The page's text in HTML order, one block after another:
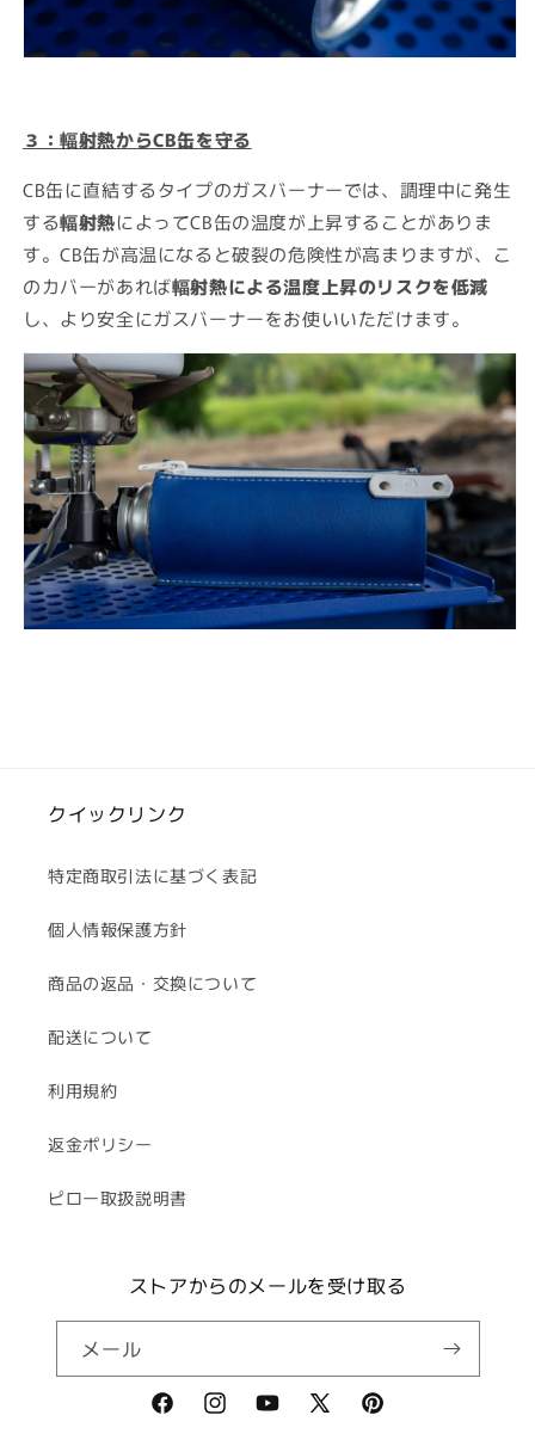
３：輻射熱からCB缶を守る
CB缶に直結するタイプのガスバーナーでは、調理中に発生
する輻射熱によってCB缶の温度が上昇することがありま
す。CB缶が高温になると破裂の危険性が高まりますが、こ
のカバーがあれば輻射熱による温度上昇のリスクを低減
し、より安全にガスバーナーをお使いいただけます。
クイックリンク
特定商取引法に基づく表記
個人情報保護方針
商品の返品・交換について
配送について
利用規約
返金ポリシー
ピロー取扱説明書
ストアからのメールを受け取る
メール
FacebookInstagramYouTube
X
Pinterest